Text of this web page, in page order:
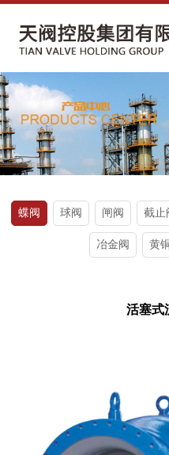
蝶阀 球阀 闸阀 截止
冶金阀 黄
活塞式